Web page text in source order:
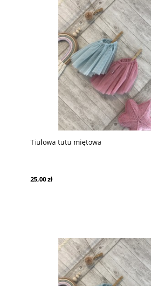
Tiulowa tutu miętowa
25,00 zł